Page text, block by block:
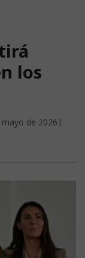
los
de 2026